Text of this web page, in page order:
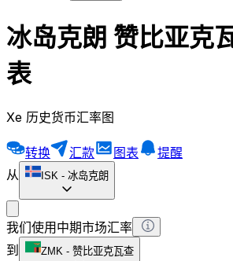
冰岛克朗 赞比亚克
表
Xe 历史货币汇率图
转换 汇款 图表
提醒
从
ISK - 冰岛克朗
我们使用中期市场汇率
到
ZMK - 赞比亚克瓦查